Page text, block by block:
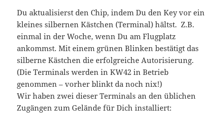
Du aktualisierst den Chip, indem Du den Key vor ein
kleines silbernen Kästchen (Terminal) hältst. Z.B.
einmal in der Woche, wenn Du am Flugplatz
ankommst. Mit einem grünen Blinken bestätigt das
silberne Kästchen die erfolgreiche Autorisierung.
(Die Terminals werden in KW42 in Betrieb
genommen – vorher blinkt da noch nix!)
Wir haben zwei dieser Terminals an den üblichen
Zugängen zum Gelände für Dich installiert: